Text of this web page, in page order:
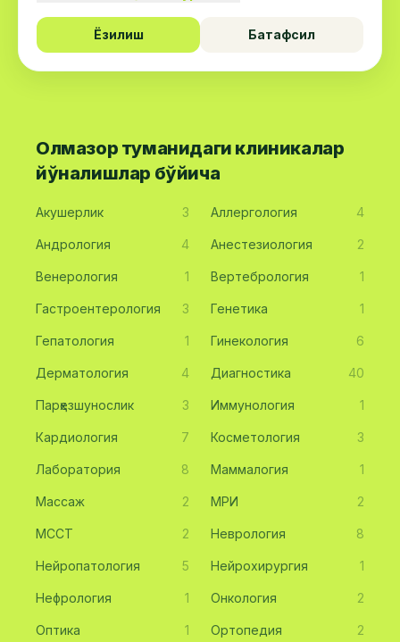
Ёзилиш Батафсил
Олмазор туманидаги клиникалар
йўналишлар бўйича
Акушерлик 3 Аллергология 4
Андрология 4 Анестезиология 2
Венерология 1 Вертебрология 1
Гастроентерология 3 Генетика 1
Гепатология 1 Гинекология 6
Дерматология 4 Диагностика 40
Парҳезшунослик 3 Иммунология 1
Кардиология 7 Косметология 3
Лаборатория 8 Маммалогия 1
Массаж 2 МРИ 2
МССТ 2 Неврология 8
Нейропатология 5 Нейрохирургия 1
Нефрология 1 Онкология 2
Оптика 1 Ортопедия 2